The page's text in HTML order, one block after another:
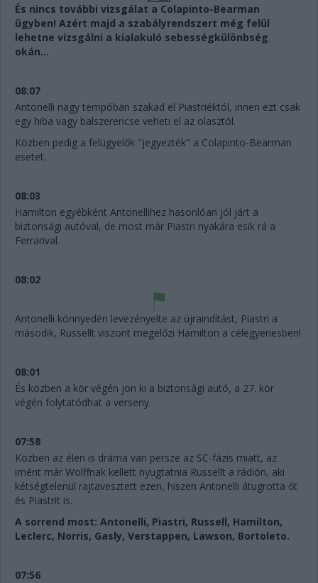
És nincs további vizsgálat a Colapinto-Bearman
ügyben! Azért majd a szabályrendszert még felül
lehetne vizsgálni a kialakuló sebességkülönbség
okán...
08:07
Antonelli nagy tempóban szakad el Piastriéktól, innen ezt csak
egy hiba vagy balszerencse veheti el az olasztól.
Közben pedig a felügyelők "jegyezték" a Colapinto-Bearman
esetet.
08:03
Hamilton egyébként Antonellihez hasonlóan jól járt a
biztonsági autóval, de most már Piastri nyakára esik rá a
Ferrarival.
08:02
Antonelli könnyedén levezényelte az újraindítást, Piastri a
második, Russellt viszont megelőzi Hamilton a célegyenesben!
08:01
És közben a kör végén jön ki a biztonsági autó, a 27. kör
végén folytatódhat a verseny.
07:58
Közben az élen is dráma van persze az SC-fázis miatt, az
imént már Wolffnak kellett nyugtatnia Russellt a rádión, aki
kétségtelenül rajtavesztett ezen, hiszen Antonelli átugrotta őt
és Piastrit is.
A sorrend most: Antonelli, Piastri, Russell, Hamilton,
Leclerc, Norris, Gasly, Verstappen, Lawson, Bortoleto.
07:56